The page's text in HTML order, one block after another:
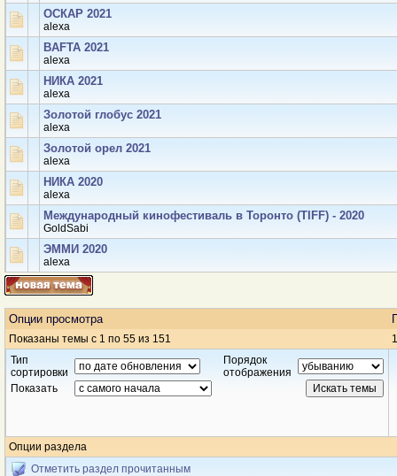
ОСКАР 2021
аlexa
BAFTA 2021
аlexa
НИКА 2021
аlexa
Золотой глобус 2021
аlexa
Золотой орел 2021
аlexa
НИКА 2020
аlexa
Международный кинофестиваль в Торонто (TIFF) - 2020
GoldSabi
ЭММИ 2020
аlexa
Опции просмотра
Показаны темы с 1 по 55 из 151
Тип
сортировки
Порядок
отображения
Показать
Опции раздела
Отметить раздел прочитанным